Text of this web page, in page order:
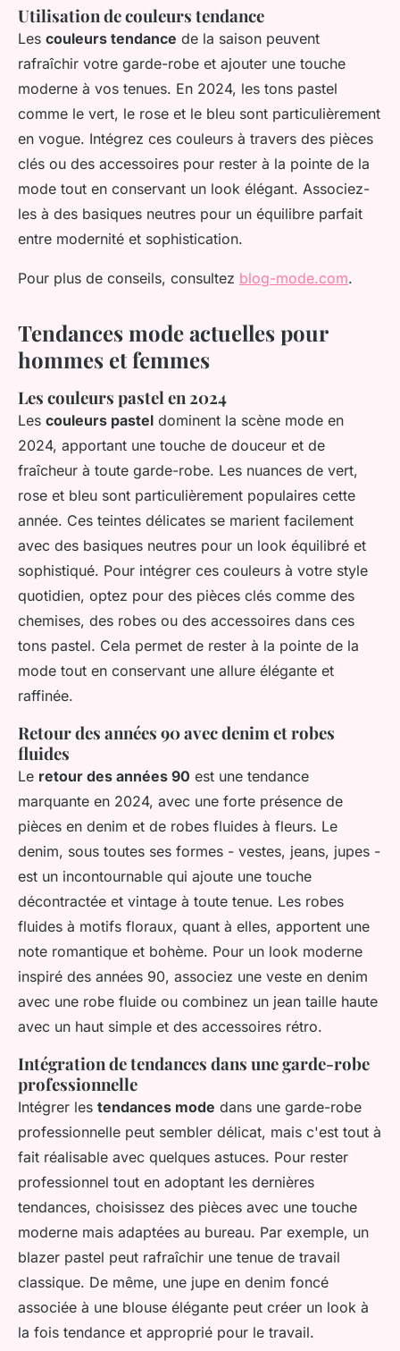
Utilisation de couleurs tendance
Les couleurs tendance de la saison peuvent
rafraîchir votre garde-robe et ajouter une touche
moderne à vos tenues. En 2024, les tons pastel
comme le vert, le rose et le bleu sont particulièrement
en vogue. Intégrez ces couleurs à travers des pièces
clés ou des accessoires pour rester à la pointe de la
mode tout en conservant un look élégant. Associez-
les à des basiques neutres pour un équilibre parfait
entre modernité et sophistication.
Pour plus de conseils, consultez blog-mode.com.
Tendances mode actuelles pour
hommes et femmes
Les couleurs pastel en 2024
Les couleurs pastel dominent la scène mode en
2024, apportant une touche de douceur et de
fraîcheur à toute garde-robe. Les nuances de vert,
rose et bleu sont particulièrement populaires cette
année. Ces teintes délicates se marient facilement
avec des basiques neutres pour un look équilibré et
sophistiqué. Pour intégrer ces couleurs à votre style
quotidien, optez pour des pièces clés comme des
chemises, des robes ou des accessoires dans ces
tons pastel. Cela permet de rester à la pointe de la
mode tout en conservant une allure élégante et
raffinée.
Retour des années 90 avec denim et robes
fluides
Le retour des années 90 est une tendance
marquante en 2024, avec une forte présence de
pièces en denim et de robes fluides à fleurs. Le
denim, sous toutes ses formes - vestes, jeans, jupes -
est un incontournable qui ajoute une touche
décontractée et vintage à toute tenue. Les robes
fluides à motifs floraux, quant à elles, apportent une
note romantique et bohème. Pour un look moderne
inspiré des années 90, associez une veste en denim
avec une robe fluide ou combinez un jean taille haute
avec un haut simple et des accessoires rétro.
Intégration de tendances dans une garde-robe
professionnelle
Intégrer les tendances mode dans une garde-robe
professionnelle peut sembler délicat, mais c'est tout à
fait réalisable avec quelques astuces. Pour rester
professionnel tout en adoptant les dernières
tendances, choisissez des pièces avec une touche
moderne mais adaptées au bureau. Par exemple, un
blazer pastel peut rafraîchir une tenue de travail
classique. De même, une jupe en denim foncé
associée à une blouse élégante peut créer un look à
la fois tendance et approprié pour le travail.